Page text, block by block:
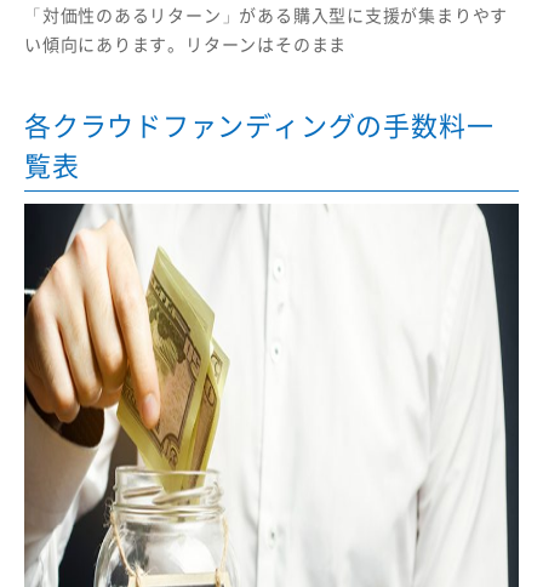
「対価性のあるリターン」がある購入型に支援が集まりやす
い傾向にあります。リターンはそのまま
各クラウドファンディングの手数料一
覧表